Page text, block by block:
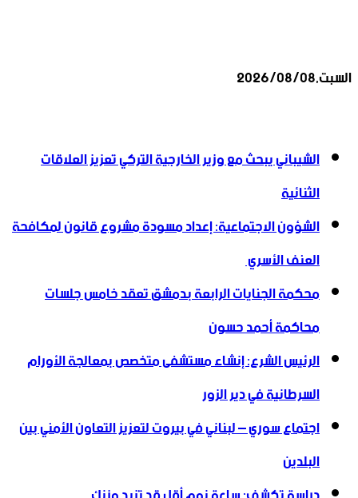
السبت,2026/08/08
الشيباني يبحث مع وزير الخارجية التركي تعزيز العلاقات
الثنائية
الشؤون الاجتماعية: إعداد مسودة مشروع قانون لمكافحة
العنف الأسري ‏
محكمة الجنايات الرابعة بدمشق تعقد خامس جلسات
محاكمة أحمد حسون
الرئيس الشرع: إنشاء ‌‏مستشفى متخصص بمعالجة الأورام
السرطانية في دير الزور
اجتماع سوري – لبناني في بيروت لتعزيز التعاون ‏الأمني ‏بين
البلدين